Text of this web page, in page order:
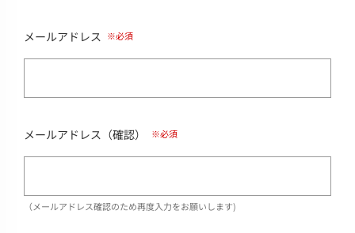
メールアドレス
メールアドレス（確認）
（メールアドレス確認のため再度入力をお願いします)